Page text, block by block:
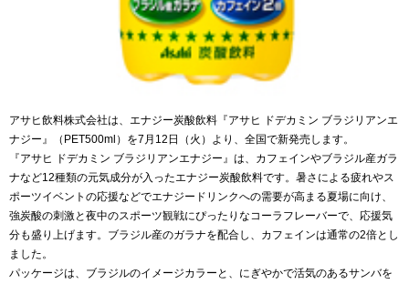
アサヒ飲料株式会社は、エナジー炭酸飲料『アサヒ ドデカミン ブラジリアンエ
ナジー』（PET500ml）を7月12日（火）より、全国で新発売します。
『アサヒ ドデカミン ブラジリアンエナジー』は、カフェインやブラジル産ガラ
ナなど12種類の元気成分が入ったエナジー炭酸飲料です。暑さによる疲れやス
ポーツイベントの応援などでエナジードリンクへの需要が高まる夏場に向け、
強炭酸の刺激と夜中のスポーツ観戦にぴったりなコーラフレーバーで、応援気
分も盛り上げます。ブラジル産のガラナを配合し、カフェインは通常の2倍とし
ました。
パッケージは、ブラジルのイメージカラーと、にぎやかで活気のあるサンバを